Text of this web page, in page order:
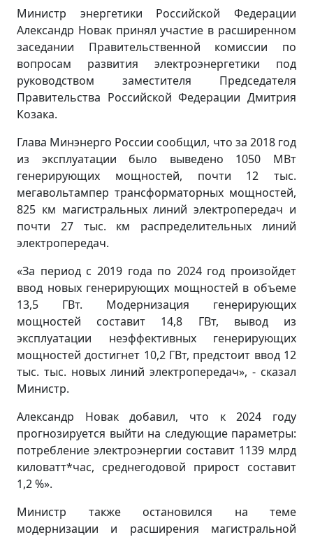
Министр энергетики Российской Федерации
Александр Новак принял участие в расширенном
заседании Правительственной комиссии по
вопросам развития электроэнергетики под
руководством заместителя Председателя
Правительства Российской Федерации Дмитрия
Козака.
Глава Минэнерго России сообщил, что за 2018 год
из эксплуатации было выведено 1050 МВт
генерирующих мощностей, почти 12 тыс.
мегавольтампер трансформаторных мощностей,
825 км магистральных линий электропередач и
почти 27 тыс. км распределительных линий
электропередач.
«За период с 2019 года по 2024 год произойдет
ввод новых генерирующих мощностей в объеме
13,5 ГВт. Модернизация генерирующих
мощностей составит 14,8 ГВт, вывод из
эксплуатации неэффективных генерирующих
мощностей достигнет 10,2 ГВт, предстоит ввод 12
тыс. тыс. новых линий электропередач», - сказал
Министр.
Александр Новак добавил, что к 2024 году
прогнозируется выйти на следующие параметры:
потребление электроэнергии составит 1139 млрд
киловатт*час, среднегодовой прирост составит
1,2 %».
Министр также остановился на теме
модернизации и расширения магистральной